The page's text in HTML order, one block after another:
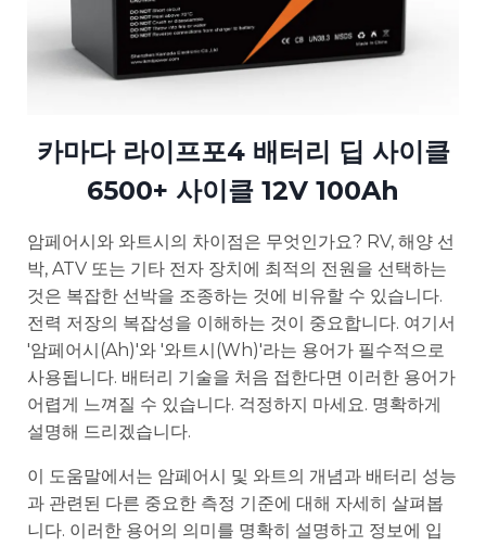
카마다 라이프포4 배터리 딥 사이클
6500+ 사이클 12V 100Ah
암페어시와 와트시의 차이점은 무엇인가요? RV, 해양 선
박, ATV 또는 기타 전자 장치에 최적의 전원을 선택하는
것은 복잡한 선박을 조종하는 것에 비유할 수 있습니다.
전력 저장의 복잡성을 이해하는 것이 중요합니다. 여기서
'암페어시(Ah)'와 '와트시(Wh)'라는 용어가 필수적으로
사용됩니다. 배터리 기술을 처음 접한다면 이러한 용어가
어렵게 느껴질 수 있습니다. 걱정하지 마세요. 명확하게
설명해 드리겠습니다.
이 도움말에서는 암페어시 및 와트의 개념과 배터리 성능
과 관련된 다른 중요한 측정 기준에 대해 자세히 살펴봅
니다. 이러한 용어의 의미를 명확히 설명하고 정보에 입